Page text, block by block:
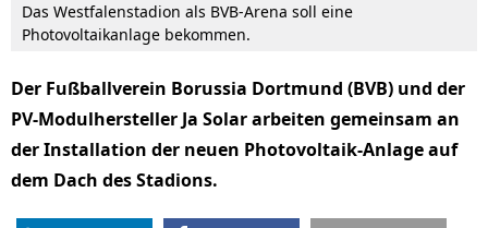
Das Westfalenstadion als BVB-Arena soll eine
Photovoltaikanlage bekommen.
Der Fußballverein Borussia Dortmund (BVB) und der
PV-Modulhersteller Ja Solar arbeiten gemeinsam an
der Installation der neuen Photovoltaik-Anlage auf
dem Dach des Stadions.